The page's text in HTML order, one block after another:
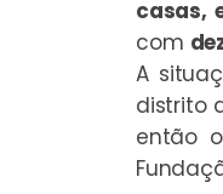
casas,
com
A
distrito
então